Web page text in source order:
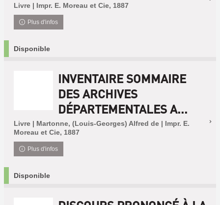
Livre | Impr. E. Moreau et Cie, 1887
Plus d'infos
Disponible
INVENTAIRE SOMMAIRE
DES ARCHIVES
DÉPARTEMENTALES A...
Livre | Martonne, (Louis-Georges) Alfred de | Impr. E.
Moreau et Cie, 1887
Plus d'infos
Disponible